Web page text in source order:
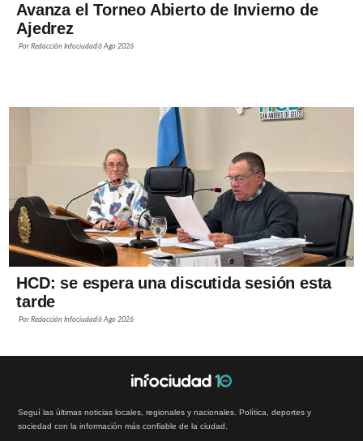
Avanza el Torneo Abierto de Invierno de
Ajedrez
PorRedacción Infociudad6 Ago 2026
HCD: se espera una discutida sesión esta
tarde
PorRedacción Infociudad6 Ago 2026
Seguí las últimas noticias locales, regionales y nacionales. Política, deportes y
sociedad con la información más confiable de la ciudad.